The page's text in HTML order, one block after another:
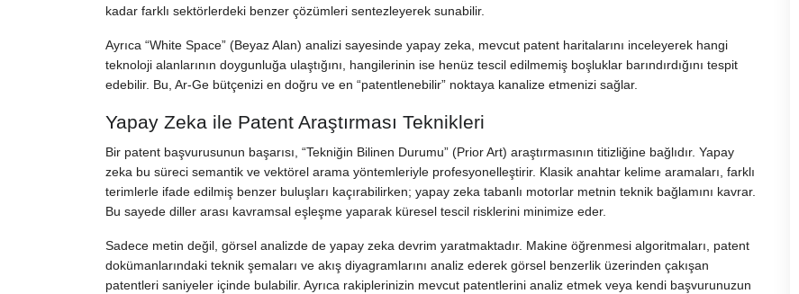
kadar farklı sektörlerdeki benzer çözümleri sentezleyerek sunabilir.
Ayrıca “White Space” (Beyaz Alan) analizi sayesinde yapay zeka, mevcut patent haritalarını inceleyerek hangi
teknoloji alanlarının doygunluğa ulaştığını, hangilerinin ise henüz tescil edilmemiş boşluklar barındırdığını tespit
edebilir. Bu, Ar-Ge bütçenizi en doğru ve en “patentlenebilir” noktaya kanalize etmenizi sağlar.
Yapay Zeka ile Patent Araştırması Teknikleri
Bir patent başvurusunun başarısı, “Tekniğin Bilinen Durumu” (Prior Art) araştırmasının titizliğine bağlıdır. Yapay
zeka bu süreci semantik ve vektörel arama yöntemleriyle profesyonelleştirir. Klasik anahtar kelime aramaları, farklı
terimlerle ifade edilmiş benzer buluşları kaçırabilirken; yapay zeka tabanlı motorlar metnin teknik bağlamını kavrar.
Bu sayede diller arası kavramsal eşleşme yaparak küresel tescil risklerini minimize eder.
Sadece metin değil, görsel analizde de yapay zeka devrim yaratmaktadır. Makine öğrenmesi algoritmaları, patent
dokümanlarındaki teknik şemaları ve akış diyagramlarını analiz ederek görsel benzerlik üzerinden çakışan
patentleri saniyeler içinde bulabilir. Ayrıca rakiplerinizin mevcut patentlerini analiz etmek veya kendi başvurunuzun